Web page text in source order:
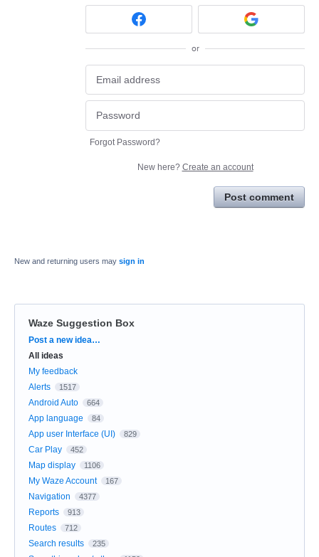
or
Forgot Password?
New here? Create an account
Post comment
New and returning users may sign in
Waze Suggestion Box
Categories
Post a new idea…
All ideas
My feedback
Alerts
1517
Android Auto 664
App language 84
App user Interface (UI) 829
Car Play 452
Map display 1106
My Waze Account 167
Navigation 4377
Reports 913
Routes 712
Search results 235